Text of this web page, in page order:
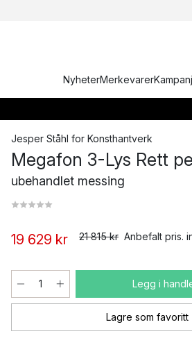
NyheterMerkevarer
Jesper Ståhl for Konsthantverk
Megafon 3-Lys Rett
ubehandlet messing ​
19 629 kr 21 815 kr Anbefalt pris.
Legg i
Lagre som favoritt